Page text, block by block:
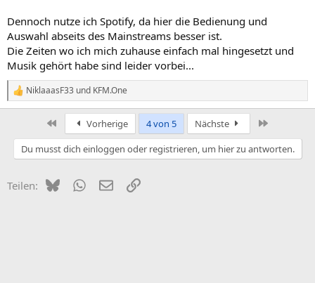
Dennoch nutze ich Spotify, da hier die Bedienung und
Auswahl abseits des Mainstreams besser ist.
Die Zeiten wo ich mich zuhause einfach mal hingesetzt und
Musik gehört habe sind leider vorbei...
R
e
t
o
e
NiklaaasF33 und KFM.One
Erste Vorherige 4 von 5 Nächste
Du musst dich einloggen oder registrieren, um hier zu antworten.
Teilen: BlueskyWhatsApp
E-MailLink